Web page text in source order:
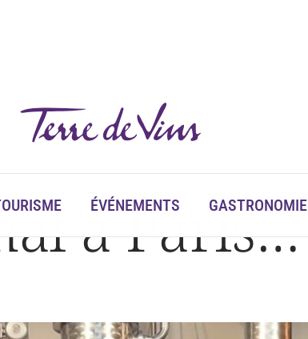
ÉVÉNEMENTS GASTRONOMIE
à Paris…